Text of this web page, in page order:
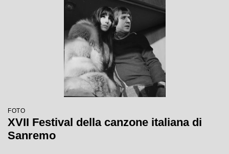
FOTO
XVII Festival della canzone italiana di
Sanremo